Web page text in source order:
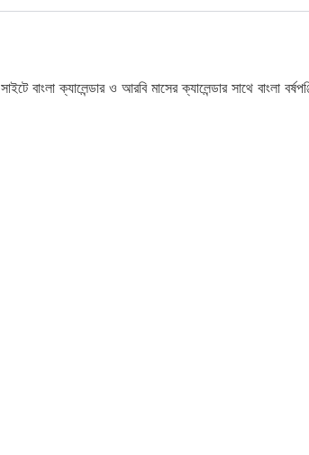
সাইটে বাংলা ক্যালেন্ডার ও আরবি মাসের ক্যালেন্ডার সাথে বাংলা